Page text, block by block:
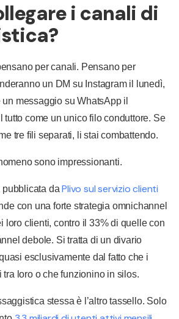
i canali di
per canali. Pensano per
un DM su Instagram il lunedì,
un messaggio su WhatsApp il
tutto come un unico filo conduttore. Se
tre fili separati, li stai combattendo.
sono impressionanti.
pubblicata da Plivo sul servizio clienti
con una forte strategia omnichannel
loro clienti, contro il 33% di quelle con
debole. Si tratta di un divario
esclusivamente dal fatto che i
loro o che funzionino in silos.
stessa è l’altro tassello. Solo